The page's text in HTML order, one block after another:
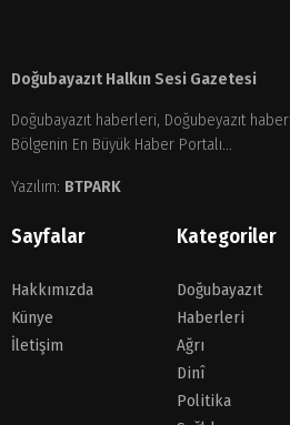
Doğubayazıt Halkın Sesi Gazetesi
Doğubayazıt haberleri, Doğubeyazıt
Bölgenin En Büyük Haber Portalı...
Yazılım: BTPARK
Sayfalar
Hakkımızda
Künye
İletişim
Kategoriler
Doğubayazıt
Haberleri
Ağrı
Dinî
Politika